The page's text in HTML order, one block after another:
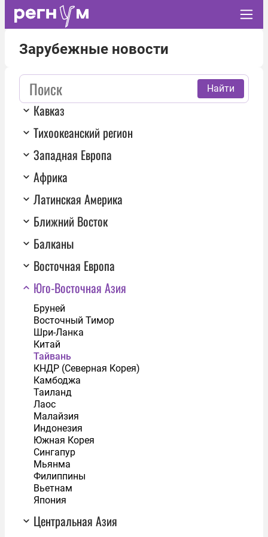
Зарубежные новости
Найти
Кавказ
Тихоокеанский регион
Западная Европа
Африка
Латинская Америка
Ближний Восток
Балканы
Восточная Европа
Юго-Восточная Азия
Бруней
Восточный Тимор
Шри-Ланка
Китай
Тайвань
КНДР (Северная Корея)
Камбоджа
Таиланд
Лаос
Малайзия
Индонезия
Южная Корея
Сингапур
Мьянма
Филиппины
Вьетнам
Япония
Центральная Азия